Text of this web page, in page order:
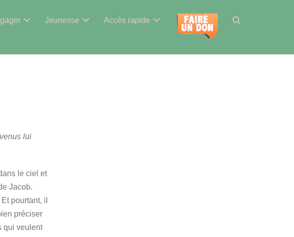
Jeunesse Accès rapide
Basculer
lui
le ciel et
Jacob.
pourtant, il
préciser
qui veulent